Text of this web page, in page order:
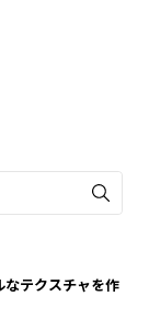
テクスチャを作